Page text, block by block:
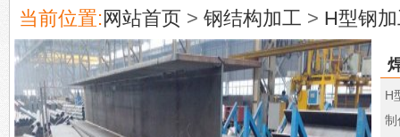
当前位置:网站首页 > 钢结构加工 > H型钢
H
制